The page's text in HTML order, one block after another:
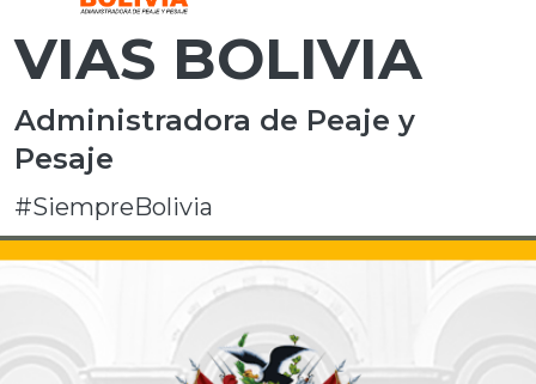
VIAS BOLIVIA
Administradora de Peaje y
Pesaje
#SiempreBolivia